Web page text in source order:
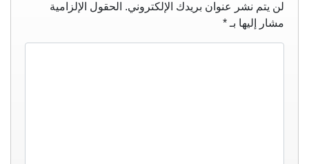
لن يتم نشر عنوان بريدك الإلكتروني. الحقول الإلزامية
مشار إليها بـ *